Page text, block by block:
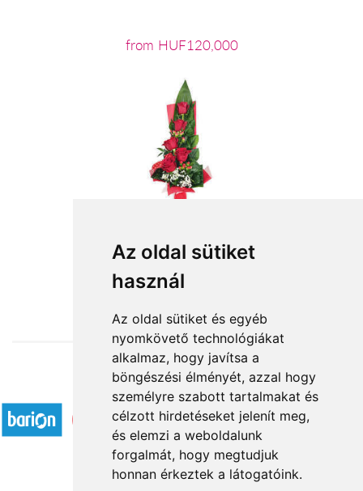
Az oldal sütiket
használ
Az oldal sütiket és egyéb
nyomkövető technológiákat
alkalmaz, hogy javítsa a
böngészési élményét, azzal hogy
személyre szabott tartalmakat és
célzott hirdetéseket jelenít meg,
és elemzi a weboldalunk
forgalmát, hogy megtudjuk
honnan érkeztek a látogatóink.
from HUF120,000
from HUF19,680
Accepted payment methods